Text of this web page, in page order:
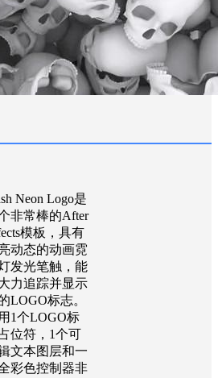
Neon Logo是
非常棒的After
模板，具有
动态的动画霓
发光笔触，能
力追踪并显示
LOGO标志。
1个LOGO标
位符，1个可
文本图层和一
彩色控制器非